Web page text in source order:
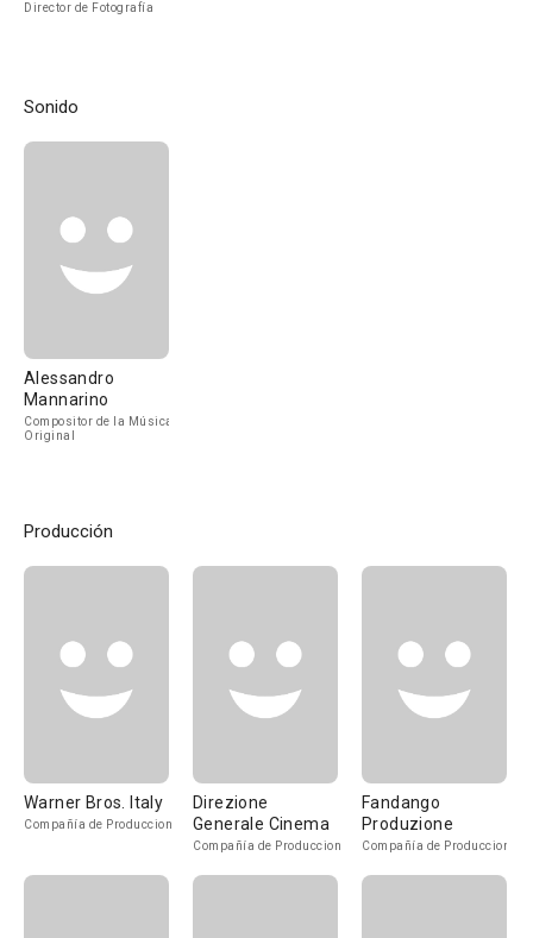
Director de Fotografía
Sonido
Alessandro
Mannarino
Compositor de la Música
Original
Producción
Warner Bros. Italy
Compañía de Produccion
Direzione
Generale Cinema
Compañía de Produccion
Fandango
Produzione
Compañía de Produccion